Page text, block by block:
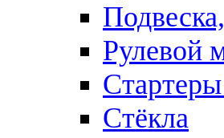
Рулевой
Стёкла